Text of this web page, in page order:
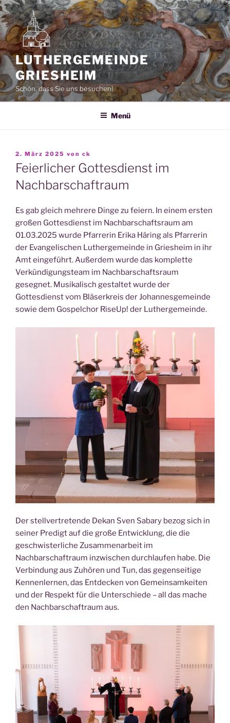
Zum
Inhalt
springen
LUTHERGEMEINDE
GRIESHEIM
Schön, dass Sie uns besuchen!
Menü
VERÖFFENTLICHT
AM
2. März 2025 von ck
Feierlicher Gottesdienst im
Nachbarschaftraum
Es gab gleich mehrere Dinge zu feiern. In einem ersten
großen Gottesdienst im Nachbarschaftsraum am
01.03.2025 wurde Pfarrerin Erika Häring als Pfarrerin
der Evangelischen Luthergemeinde in Griesheim in ihr
Amt eingeführt. Außerdem wurde das komplette
Verkündigungsteam im Nachbarschaftsraum
gesegnet. Musikalisch gestaltet wurde der
Gottesdienst vom Bläserkreis der Johannesgemeinde
sowie dem Gospelchor RiseUp! der Luthergemeinde.
Der stellvertretende Dekan Sven Sabary bezog sich in
seiner Predigt auf die große Entwicklung, die die
geschwisterliche Zusammenarbeit im
Nachbarschaftraum inzwischen durchlaufen habe. Die
Verbindung aus Zuhören und Tun, das gegenseitige
Kennenlernen, das Entdecken von Gemeinsamkeiten
und der Respekt für die Unterschiede – all das mache
den Nachbarschaftraum aus.